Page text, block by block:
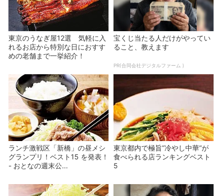
東京のうなぎ屋12選 気軽に入
れるお店から特別な日におすす
めの老舗まで一挙紹介！
宝くじ当たる人だけがやってい
ること、教えます
PR(合同会社デジタルファーム )
ランチ激戦区「新橋」の昼メシ
グランプリ！ベスト15 を発表！
- おとなの週末公...
東京都内で極旨”冷やし中華”が
食べられる店ランキングベスト
5